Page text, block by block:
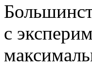
с